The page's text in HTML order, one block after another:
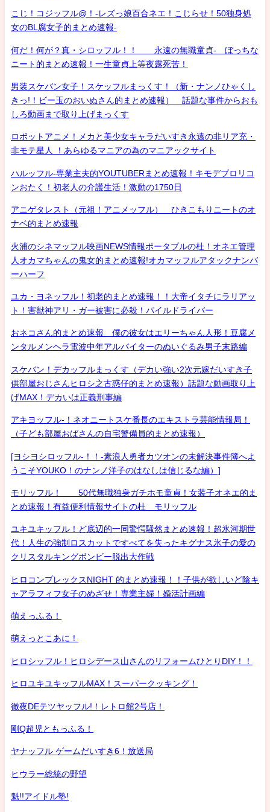
こじ！コジッフル@！-レズっ娘百合ネエ！こじらせ！50独身処
女のBL腐女子的まとめ速報-
何だ！何が？真・シロッフル！！ 永遠の無職童貞- ぼっちな
ニート的まとめ速報！一生童貞上等夜露死苦！
男装スケバン女子！スケッフルまっくす！（新・ナンノひゃくし
きっ!！ビー玉のおいぬさん的まとめ速報） 話題な事件からおも
しろ動画まで取り上げまっくす
ロボットアニメ！メカと美少女キャラだいすき永遠の非リア充・
非モテ星人 ！あらゆるマニアの為のマニアックサイト
ハルッフル-専業主夫的YOUTUBERまとめ速報！キモデブロリコ
ンおたく！初老人の介護生活！激動の1750日
アニゲタレスト（元祖！アニメッフル） ひきこもりニートのオ
ナベ的まとめ速報
火浦のシネマッフル映画NEWS情報ポータブルの杜！オネエ管理
人オカマちゃんの鬼女的まとめ速報!オカマッフルアタックナンバ
ーハーフ
ユカ・ヨネッフル！初老的まとめ速報！！大帝イタチにラリアッ
ト！害獣神アリ・ガー被害に必殺！パイルドライバー
おネコさん的まとめ速報 僕の彼女はエリーちゃん人形！豆腐メ
ンタルメンヘラ電波中年アルバイターのぬいぐるみ男子末路編
スケバン！デカッフルまっくす（デカい強い2次元嫁だいすき子
供部屋おじさんヒロシ之古惑仔的まとめ速報）話題な動画取り上
げMAX！デカいは正義刑事編
アキヨッフル-！ネオニートスケ番長のエキストラ芸能情報局！
（子ども部屋おばさんの自宅警備員的まとめ速報）
[ヨシヨシロッフル-！！-素浪人勇者カツオンの未解決事件簿へよ
うこそYOUKO！のナンノ洋子のはなしは信じるな編）]
モリッフル！ 50代無職独身ガチホモ童貞！女装子オネエ的ま
とめ速報！有益便利情報サイトの杜 モリッフル
ユキユキッフル！ど底辺的一同驚愕騒然まとめ速報！超氷河期世
代！人生の強制ロスカットですべてを失ったキグナス氷子の愛の
クリスタルキングボンビー脱出大作戦
ヒロコンプレックスNIGHT 的まとめ速報！！子供が欲しいど陰キ
ャアラフィフ女子のめざせ！専業主婦！婚活計画編
萌えっふる！
萌えっとこあに！
ヒロシッフル！ヒロシデース山さんのリフォームひとりDIY！！
ヒロユキユキッフルMAX！スーパークッキング！
徹夜DEテツヤッフル!！レトロ館2号店！
剛Q超児ともっふる！
ヤナッフル ゲームだいすき6！放送局
ヒウラー総統の野望
魁!!アイドル塾!